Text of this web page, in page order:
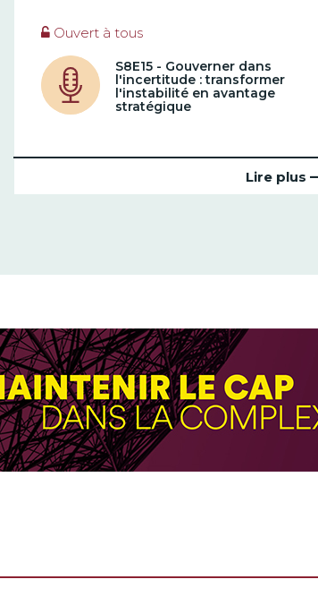
Ouvert à tous
S8E15 - Gouverner dans
l'incertitude : transformer
l'instabilité en avantage
stratégique
Lire plus